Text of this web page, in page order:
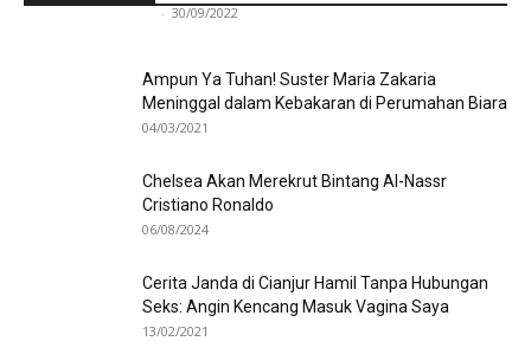
- 30/09/2022
Ampun Ya Tuhan! Suster Maria Zakaria
Meninggal dalam Kebakaran di Perumahan Biara
04/03/2021
Chelsea Akan Merekrut Bintang Al-Nassr
Cristiano Ronaldo
06/08/2024
Cerita Janda di Cianjur Hamil Tanpa Hubungan
Seks: Angin Kencang Masuk Vagina Saya
13/02/2021